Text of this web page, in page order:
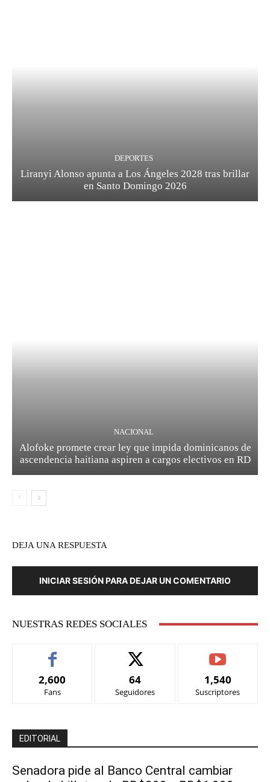
DEPORTES
Liranyi Alonso apunta a Los Ángeles 2028 tras brillar
en Santo Domingo 2026
NACIONAL
Alofoke promete crear ley que impida dominicanos de
ascendencia haitiana aspiren a cargos electivos en RD
DEJA UNA RESPUESTA
INICIAR SESIÓN PARA DEJAR UN COMENTARIO
NUESTRAS REDES SOCIALES
2,600
Fans
64
Seguidores
1,540
Suscriptores
EDITORIAL
Senadora pide al Banco Central cambiar